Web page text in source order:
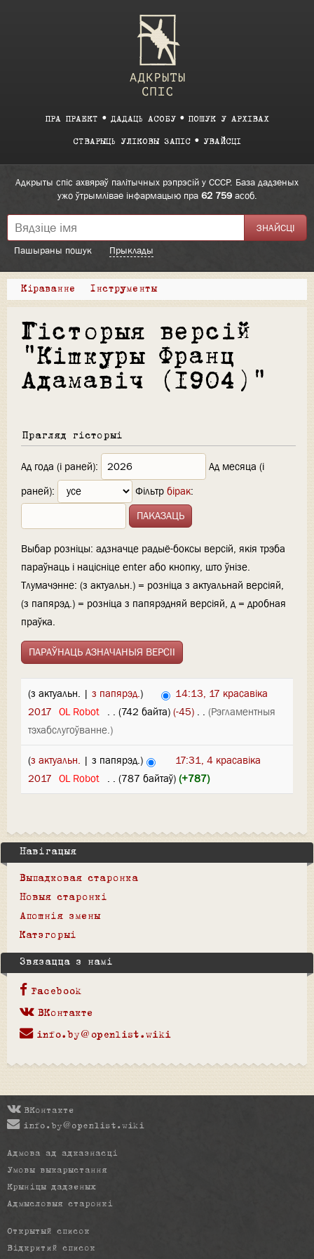
ПРА ПРАЕКТ ДАДАЦЬ АСОБУ ПОШУК У АРХІВАХ
СТВАРЫЦЬ УЛІКОВЫ ЗАПІС УВАЙСЦІ
Адкрыты спіс ахвяраў палітычных рэпрэсій у СССР. База дадзеных
ужо ўтрымлівае інфармацыю пра 62 759асоб.
Пашыраны пошук Прыклады
Кіраванне Інструменты
Гісторыя версій
"Кішкуры Франц
Адамавіч (1904)"
Прагляд гісторыі
Ад года (і раней):
Ад месяца (і
раней):
Фільтрбірак:
Выбар розніцы: адзначце радыё-боксы версій, якія трэба
параўнаць і націсніце enter або кнопку, што ўнізе.
Тлумачэнне: (з актуальн.) = розніца з актуальнай версіяй,
(з папярэд.) = розніца з папярэдняй версіяй, д = дробная
праўка.
(з актуальн. | з папярэд.)
14:13, 17 красавіка
2017 OL Robot . . (742 байта) (-45) . . (Рэгламентныя
тэхабслугоўванне.)
(з актуальн. | з папярэд.)
17:31, 4 красавіка
2017 OL Robot . . (787 байтаў) (+787)
Навігацыя
Выпадковая старонка
Новыя старонкі
Апошнія змены
Катэгорыі
Звязацца з намі
Facebook
ВКонтакте
info.by@openlist.wiki
ВКонтакте
info.by@openlist.wiki
Адмова ад адказнасці
Умовы выкарыстання
Крыніцы дадзеных
Адмысловыя старонкі
Открытый список
Відкритий список